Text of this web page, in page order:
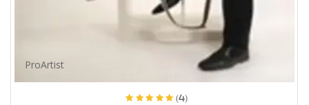
ProArtist
(4)